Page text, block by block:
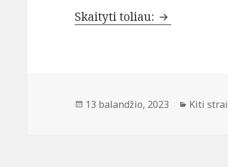
Skaityti toliau: Stilingi
Paskelbta
13 balandžio, 2023 Kiti